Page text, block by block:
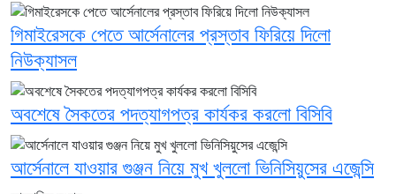
গিমাইরেসকে পেতে আর্সেনালের প্রস্তাব ফিরিয়ে দিলো
নিউক্যাসল
অবশেষে সৈকতের পদত্যাগপত্র কার্যকর করলো বিসিবি
আর্সেনালে যাওয়ার গুঞ্জন নিয়ে মুখ খুললো ভিনিসিয়ুসের এজেন্সি